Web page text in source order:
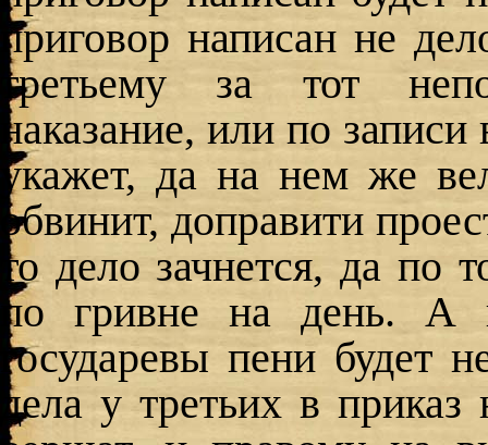
приговор написан не
третьему за тот
наказание, или по
укажет, да на нем же
обвинит, доправити
то дело зачнется, да по
по гривне на день. А
государевы пени будет
дела у третьих в